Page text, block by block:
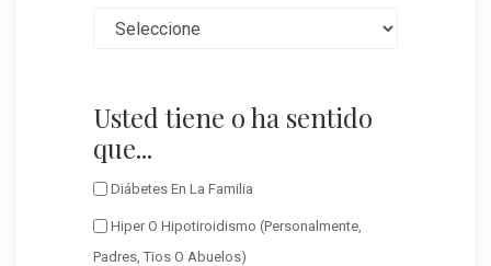
Usted tiene o ha sentido
que...
Diábetes En La Familia
Hiper O Hipotiroidismo (personalmente,
Padres, Tios O Abuelos)